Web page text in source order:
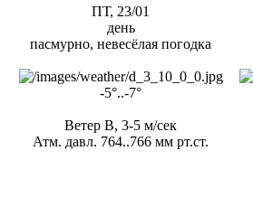
ПТ, 23/01
день
пасмурно, невесёлая погодка
-5°..-7°
Ветер В, 3-5 м/сек
Атм. давл. 764..766 мм рт.ст.